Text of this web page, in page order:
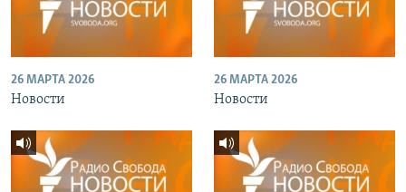
26 МАРТА 2026
Новости
26 МАРТА 2026
Новости